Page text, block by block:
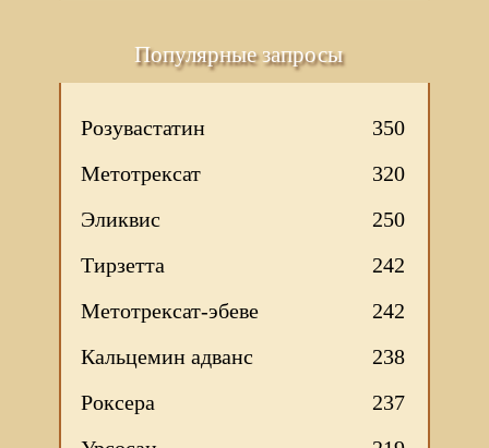
Популярные запросы
Розувастатин
350
Метотрексат
320
Эликвис
250
Тирзетта
242
Метотрексат-эбеве
242
Кальцемин адванс
238
Роксера
237